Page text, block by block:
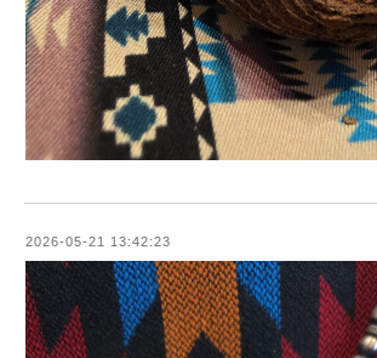
2026-05-21 13:42:23